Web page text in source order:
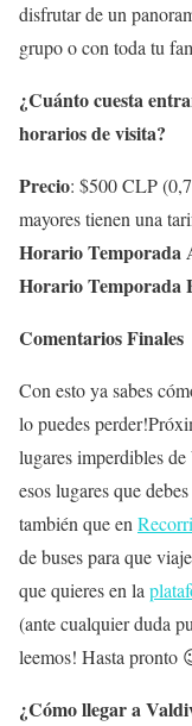
disfrutar de un
grupo o con toda tu
¿Cuánto cuesta
horarios de visita?
Precio: $500 CLP
mayores tienen una
Horario Temporada
Horario Temporada
Comentarios Finales
Con esto ya sabes
lo puedes
lugares imperdibles
esos lugares que
también que en
de buses para que
que quieres en la
(ante cualquier duda
leemos! Hasta pronto
¿Cómo llegar a